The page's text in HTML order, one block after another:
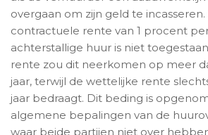
overgaan om zijn geld te
contractuele rente van 1 procent
achterstallige huur is niet
rente zou dit neerkomen op meer
jaar, terwijl de wettelijke rente
jaar bedraagt. Dit beding is
algemene bepalingen van de
waar beide partijen niet over